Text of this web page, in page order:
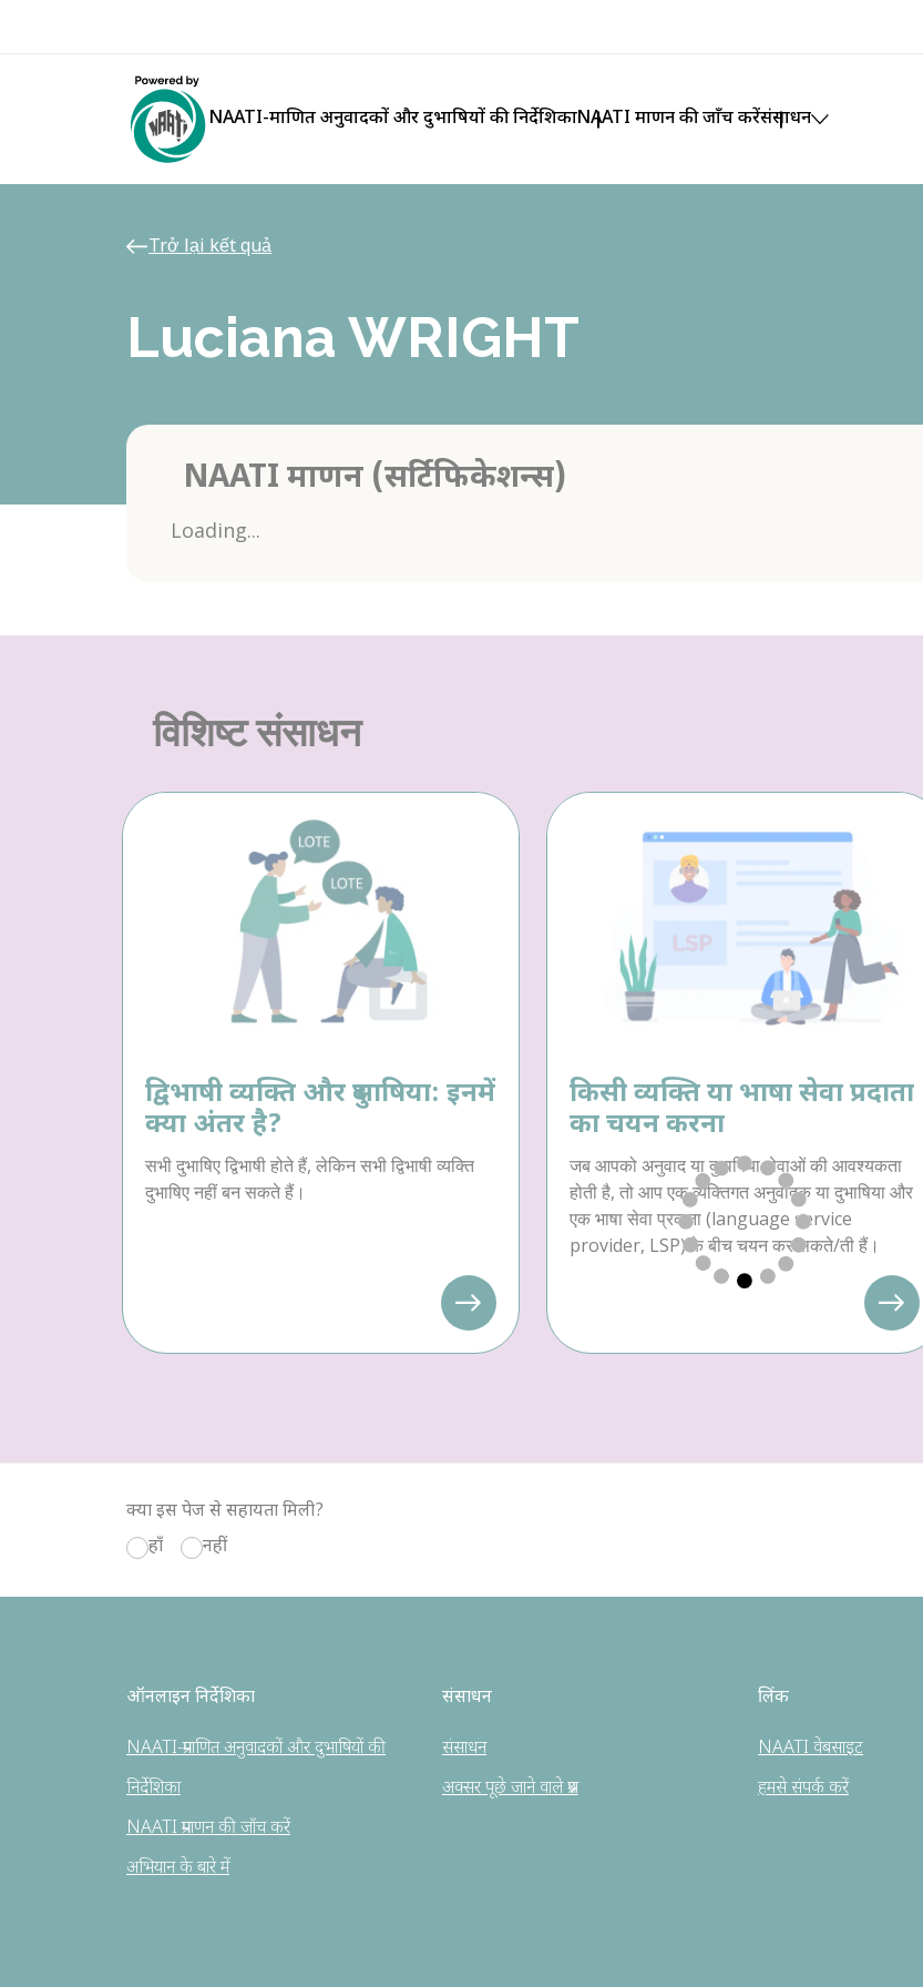
NAATI-प्रमाणित अनुवादकों और दुभाषियों की निर्देशिकाNAATI प्रमाणन की जाँच करेंसंसाधन
Trở lại kết quả
Luciana WRIGHT
NAATI प्रमाणन (सर्टिफिकेशन्स)
Loading...
विशिष्ट संसाधन
द्विभाषी व्यक्ति और दुभाषिया: इनमें
क्या अंतर है?
सभी दुभाषिए द्विभाषी होते हैं, लेकिन सभी द्विभाषी व्यक्ति
दुभाषिए नहीं बन सकते हैं।
किसी व्यक्ति या भाषा सेवा प्रदाता
का चयन करना
जब आपको अनुवाद या दुभाषिया सेवाओं की आवश्यकता
होती है, तो आप एक व्यक्तिगत अनुवादक या दुभाषिया और
एक भाषा सेवा प्रदाता (language service
provider, LSP) के बीच चयन कर सकते/ती हैं।
क्या इस पेज से सहायता मिली?
हाँ
नहीं
ऑनलाइन निर्देशिका
NAATI-प्रमाणित अनुवादकों और दुभाषियों की
निर्देशिका
NAATI प्रमाणन की जाँच करें
अभियान के बारे में
संसाधन
संसाधन
अक्सर पूछे जाने वाले प्रश्न
लिंक
NAATI वेबसाइट
हमसे संपर्क करें